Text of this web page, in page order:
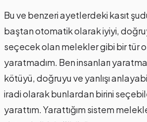
Bu ve benzeri ayetlerdeki kasıt
baştan otomatik olarak iyiyi,
seçecek olan melekler gibi bir tür
yaratmadım. Ben insanları
kötüyü, doğruyu ve yanlışı
iradi olarak bunlardan birini
yarattım. Yarattığım sistem